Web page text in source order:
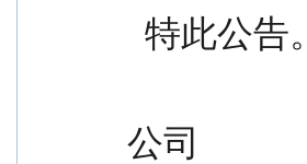
  特此公告。
公司